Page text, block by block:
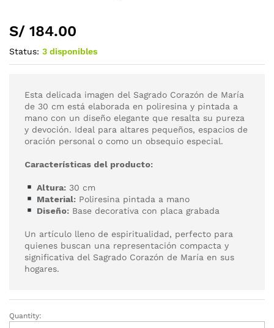
S/ 184.00
Status: 3 disponibles
Esta delicada imagen del Sagrado Corazón de María
de 30 cm está elaborada en poliresina y pintada a
mano con un diseño elegante que resalta su pureza
y devoción. Ideal para altares pequeños, espacios de
oración personal o como un obsequio especial.
Características del producto:
Altura:30 cm
Material:Poliresina pintada a mano
Diseño:Base decorativa con placa grabada
Un artículo lleno de espiritualidad, perfecto para
quienes buscan una representación compacta y
significativa del Sagrado Corazón de María en sus
hogares.
Quantity: